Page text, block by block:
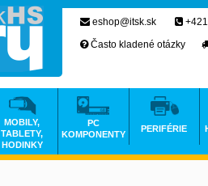
eshop@itsk.sk
Často kladené otázky
MOBILY,
TABLETY,
HODINKY
PC
KOMPONENTY
PERIFÉRIE